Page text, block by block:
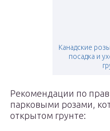
Канадские
посадка и
Рекомендации по
парковыми розами,
открытом грунте: